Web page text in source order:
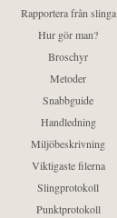
Rapportera från slinga
Hur gör man?
Broschyr
Metoder
Snabbguide
Handledning
Miljöbeskrivning
Viktigaste filerna
Slingprotokoll
Punktprotokoll